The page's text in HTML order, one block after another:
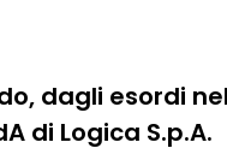
dagli esordi
di Logica S.p.A.